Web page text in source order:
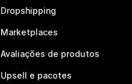
Dropshipping
Marketplaces
Avaliações de produtos
Upsell e pacotes